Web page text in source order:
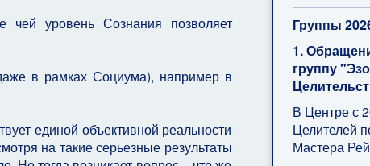
уровень Сознания позволяет
в рамках Социума), например в
единой объективной реальности
на такие серьезные результаты
Группы
1.
группу
В Центре с
Целителей
Мастера